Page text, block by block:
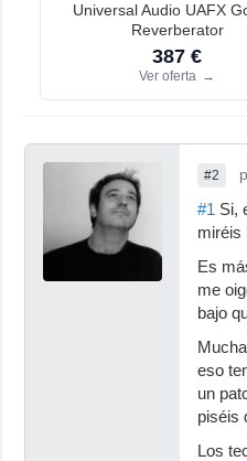
Universal Audio UAFX
Reverberator
387 €
Ver oferta →
#2
#1 Si,
miréis
Es
me
bajo
eso
un
piséis
Los